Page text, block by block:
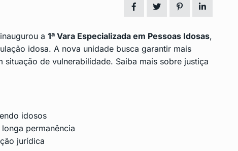
a 1ª Vara Especializada em Pessoas Idosas,
idosa. A nova unidade busca garantir mais
situação de vulnerabilidade. Saiba mais sobre justiça
idosos
permanência
jurídica
Dezembro 16, 2024